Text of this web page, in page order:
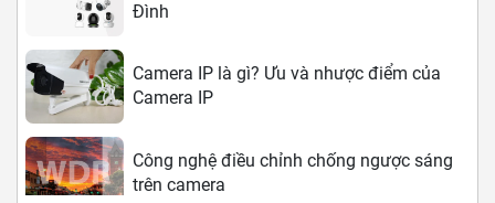
Camera IP
trên camera